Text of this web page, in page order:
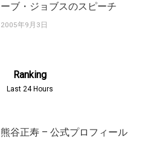
ーブ・ジョブスのスピーチ
2005年9月3日
Ranking
Last 24 Hours
熊谷正寿 – 公式プロフィール